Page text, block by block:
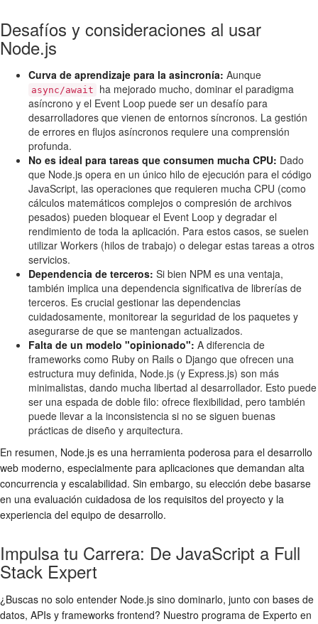
Desafíos y consideraciones al usar
Node.js
Curva de aprendizaje para la asincronía: Aunque
async/await
ha mejorado mucho, dominar el paradigma
asíncrono y el Event Loop puede ser un desafío para
desarrolladores que vienen de entornos síncronos. La gestión
de errores en flujos asíncronos requiere una comprensión
profunda.
No es ideal para tareas que consumen mucha CPU: Dado
que Node.js opera en un único hilo de ejecución para el código
JavaScript, las operaciones que requieren mucha CPU (como
cálculos matemáticos complejos o compresión de archivos
pesados) pueden bloquear el Event Loop y degradar el
rendimiento de toda la aplicación. Para estos casos, se suelen
utilizar Workers (hilos de trabajo) o delegar estas tareas a otros
servicios.
Dependencia de terceros: Si bien NPM es una ventaja,
también implica una dependencia significativa de librerías de
terceros. Es crucial gestionar las dependencias
cuidadosamente, monitorear la seguridad de los paquetes y
asegurarse de que se mantengan actualizados.
Falta de un modelo "opinionado": A diferencia de
frameworks como Ruby on Rails o Django que ofrecen una
estructura muy definida, Node.js (y Express.js) son más
minimalistas, dando mucha libertad al desarrollador. Esto puede
ser una espada de doble filo: ofrece flexibilidad, pero también
puede llevar a la inconsistencia si no se siguen buenas
prácticas de diseño y arquitectura.
En resumen, Node.js es una herramienta poderosa para el desarrollo
web moderno, especialmente para aplicaciones que demandan alta
concurrencia y escalabilidad. Sin embargo, su elección debe basarse
en una evaluación cuidadosa de los requisitos del proyecto y la
experiencia del equipo de desarrollo.
Impulsa tu Carrera: De JavaScript a Full
Stack Expert
¿Buscas no solo entender Node.js sino dominarlo, junto con bases de
datos, APIs y frameworks frontend? Nuestro programa de Experto en